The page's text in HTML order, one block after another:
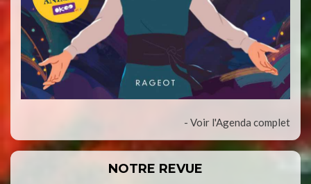
- Voir l'Agenda complet
NOTRE REVUE